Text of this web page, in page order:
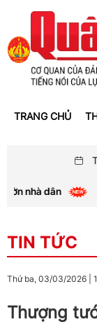
TRANG CHỦ
Bế mạc tập
TIN TỨC
Thứ ba, 03/03/2026
Thượng